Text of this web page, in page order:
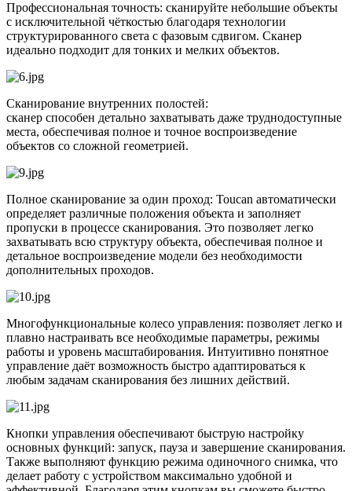
Профессиональная точность: cканируйте небольшие объекты
с исключительной чёткостью благодаря технологии
структурированного света с фазовым сдвигом. Сканер
идеально подходит для тонких и мелких объектов.
Сканирование внутренних полостей:
сканер способен детально захватывать даже труднодоступные
места, обеспечивая полное и точное воспроизведение
объектов со сложной геометрией.
Полное сканирование за один проход: Toucan автоматически
определяет различные положения объекта и заполняет
пропуски в процессе сканирования. Это позволяет легко
захватывать всю структуру объекта, обеспечивая полное и
детальное воспроизведение модели без необходимости
дополнительных проходов.
Многофункциональные колесо управления: позволяет легко и
плавно настраивать все необходимые параметры, режимы
работы и уровень масштабирования. Интуитивно понятное
управление даёт возможность быстро адаптироваться к
любым задачам сканирования без лишних действий.
Кнопки управления обеспечивают быструю настройку
основных функций: запуск, пауза и завершение сканирования.
Также выполняют функцию режима одиночного снимка, что
делает работу с устройством максимально удобной и